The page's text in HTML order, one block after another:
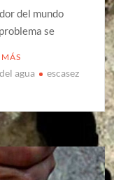
del mundo
se
MÁS
agua
escasez